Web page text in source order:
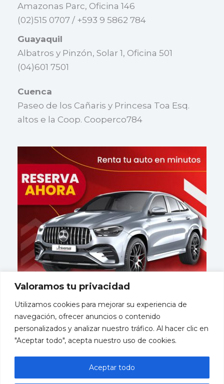
Valoramos tu privacidad
Utilizamos cookies para mejorar su experiencia de
navegación, ofrecer anuncios o contenido
personalizados y analizar nuestro tráfico. Al hacer clic en
"Aceptar todo", acepta nuestro uso de cookies.
Aceptar todo
Amazonas Parc, Oficina 146
(02)515 0707 / +593 9 5862 784
Guayaquil
Albatros y Pinzón, Solar 1, Oficina 501
(04)601 7501
Cuenca
Paseo de los Cañaris y Princesa Toa Esq.
altos e la Coop. Cooperco784
de